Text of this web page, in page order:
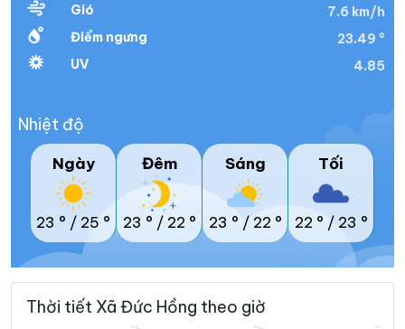
Gió
7.6 km/h
Điểm ngưng
23.49 °
UV
4.85
Nhiệt độ
Ngày
23 ° / 25 °
Đêm
23 ° / 22 °
Sáng
23 ° / 22 °
Tối
22 ° / 23 °
Thời tiết Xã Đức Hồng theo giờ